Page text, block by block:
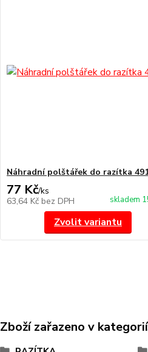
Náhradní polštářek do razítka
77 Kč/ks
63,64 Kč bez DPH skladem
Zvolit variantu
Zboží zařazeno v